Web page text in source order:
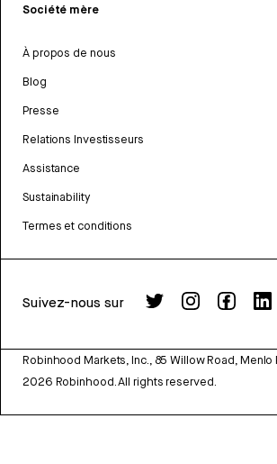
Société mère
À propos de nous
Blog
Presse
Relations Investisseurs
Assistance
Sustainability
Termes et conditions
Suivez-nous sur
Robinhood Markets, Inc., 85 Willow Road, Menlo
2026 Robinhood. All rights reserved.